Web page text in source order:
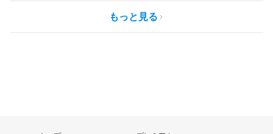
もっと見る